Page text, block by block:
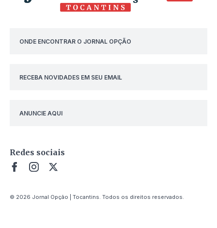
ONDE ENCONTRAR O JORNAL OPÇÃO
RECEBA NOVIDADES EM SEU EMAIL
ANUNCIE AQUI
Redes sociais
© 2026 Jornal Opção | Tocantins. Todos os direitos reservados.